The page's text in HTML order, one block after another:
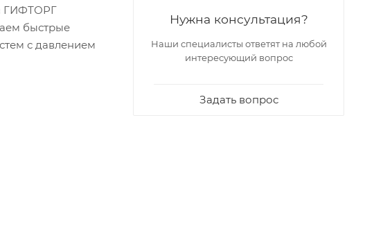
ГИФТОРГ
быстрые
с давлением
Нужна консультация?
Наши специалисты ответят на любой
интересующий вопрос
Задать вопрос